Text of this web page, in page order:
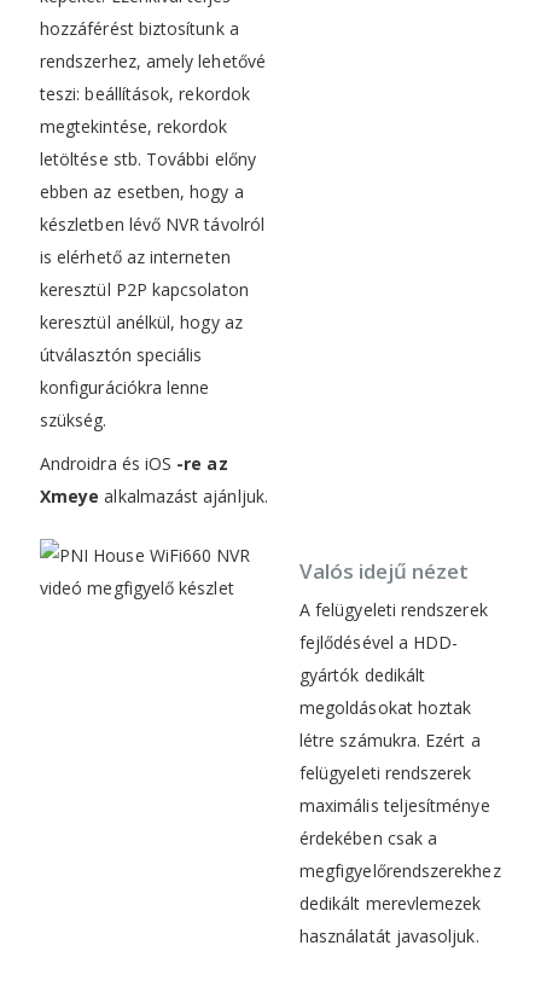
hozzáférést biztosítunk a
rendszerhez, amely lehetővé
teszi: beállítások, rekordok
megtekintése, rekordok
letöltése stb. További előny
ebben az esetben, hogy a
készletben lévő NVR távolról
is elérhető az interneten
keresztül P2P kapcsolaton
keresztül anélkül, hogy az
útválasztón speciális
konfigurációkra lenne
szükség.
Androidra és iOS -re az
Xmeye alkalmazást ajánljuk.
Valós idejű nézet
A felügyeleti rendszerek
fejlődésével a HDD-
gyártók dedikált
megoldásokat hoztak
létre számukra. Ezért a
felügyeleti rendszerek
maximális teljesítménye
érdekében csak a
megfigyelőrendszerekhez
dedikált merevlemezek
használatát javasoljuk.